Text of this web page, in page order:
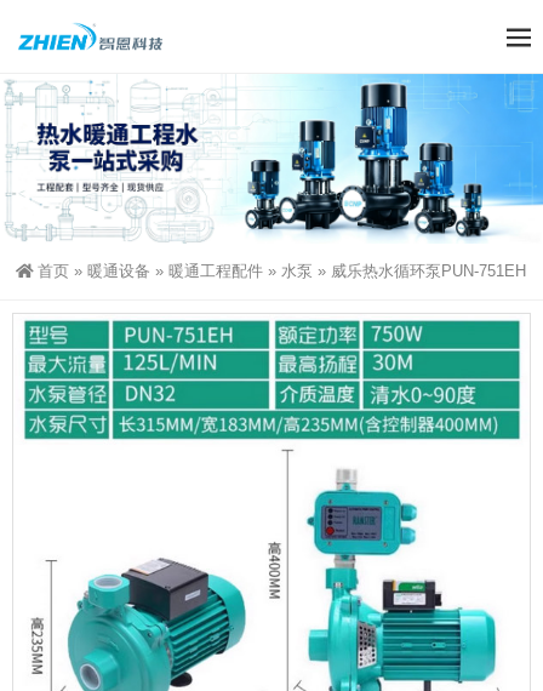
首页 » 暖通设备 » 暖通工程配件 » 水泵 » 威乐热水循环泵PUN-751EH